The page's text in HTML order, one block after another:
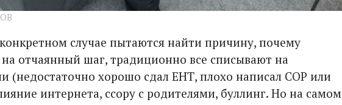
случае пытаются найти причину, почему
отчаянный шаг, традиционно все списывают на
(недостаточно хорошо сдал ЕНТ, плохо написал СОР или
интернета, ссору с родителями, буллинг. Но на самом